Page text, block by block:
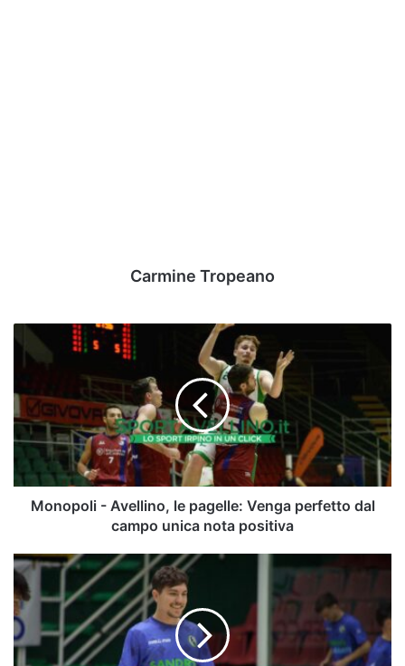
Carmine Tropeano
Monopoli
pagelle:
Venga
perfetto
dal
campo
unicaMonopoli - Avellino, le pagelle: Venga perfetto dal
campo unica nota positiva
Sandro
Abate,
Ugherani:
"Questa
partita
ha